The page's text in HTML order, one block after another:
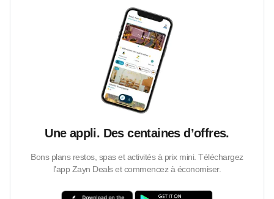
Une appli. Des centaines d’offres.
Bons plans restos, spas et activités à prix mini. Téléchargez
l’app Zayn Deals et commencez à économiser.